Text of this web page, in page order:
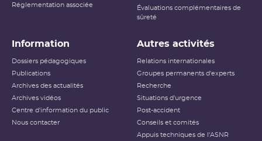
Réglementation associée
Évaluations complémentaires de
sûreté
Information
Dossiers pédagogiques
Publications
Archives des actualités
Archives vidéos
Centre d'information du public
Nous contacter
Autres activités
Relations internationales
Groupes permanents d'experts
Recherche
Situations d'urgence
Post-accident
Conseils et comités
Appuis techniques de l'ASNR